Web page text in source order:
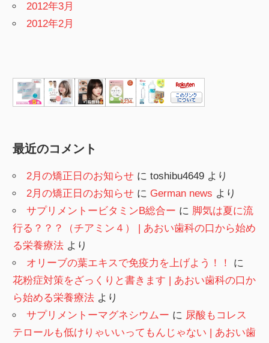
2012年3月
2012年2月
最近のコメント
2月の矯正日のお知らせ にtoshibu4649 より
2月の矯正日のお知らせ に German news より
サプリメントービタミンB総合ー に 脚気は夏に流
行る？？？（チアミン４） | あおい歯科の口から始め
る栄養療法 より
オリーブの葉エキスで免疫力を上げよう！！
に
花粉症対策をざっくりと書きます | あおい歯科の口か
ら始める栄養療法 より
サプリメントーマグネシウムー に 尿酸もコレス
テロールも低けりゃいいってもんじゃない | あおい歯